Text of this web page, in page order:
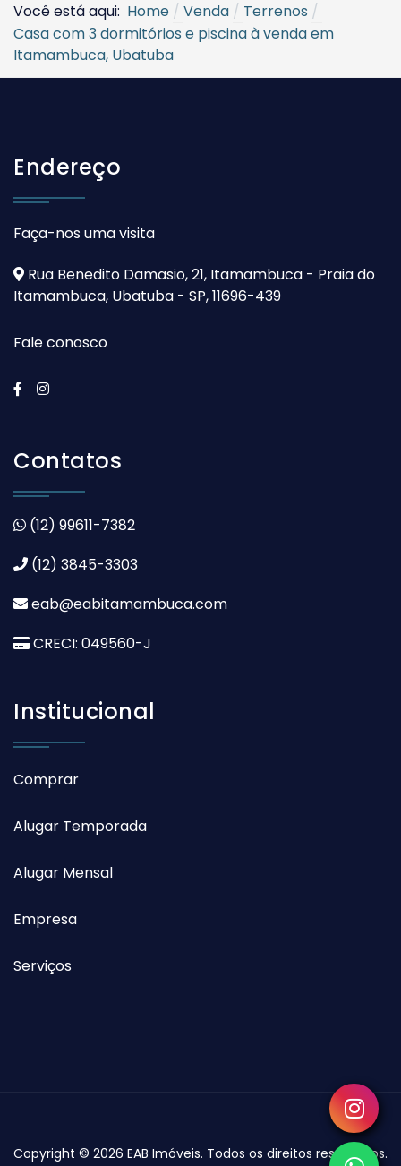
Você está aqui: Home Venda
Terrenos
Casa com 3 dormitórios e piscina à venda em
Itamambuca, Ubatuba
Endereço
Faça-nos uma visita
Rua Benedito Damasio, 21, Itamambuca - Praia do
Itamambuca, Ubatuba - SP, 11696-439
Fale conosco
Contatos
(12) 99611-7382
(12) 3845-3303
eab@eabitamambuca.com
CRECI: 049560-J
Institucional
Comprar
Alugar Temporada
Alugar Mensal
Empresa
Serviços
Copyright © 2026 EAB Imóveis. Todos os direitos reservados.